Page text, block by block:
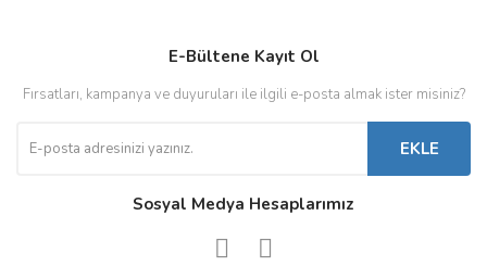
E-Bültene Kayıt Ol
Fırsatları, kampanya ve duyuruları ile ilgili e-posta almak ister misiniz?
EKLE
Sosyal Medya Hesaplarımız